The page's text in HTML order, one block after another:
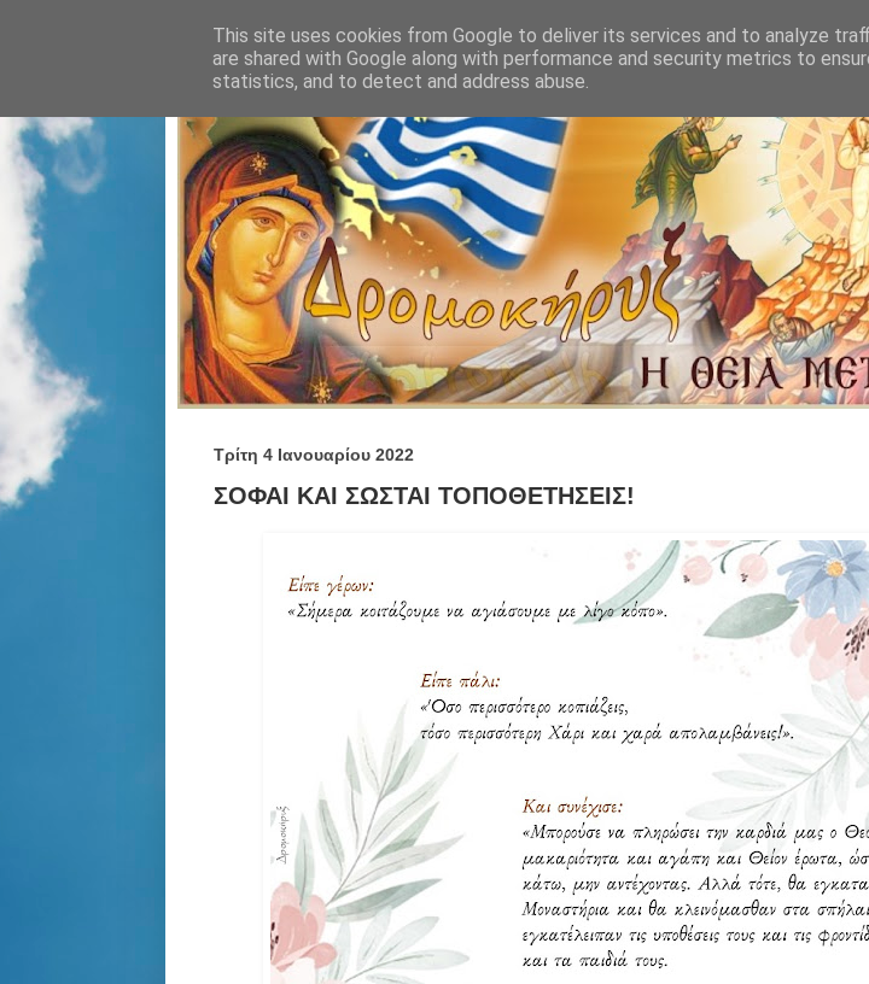
Τρίτη 4 Ιανουαρίου 2022
ΣΟΦΑΙ ΚΑΙ ΣΩΣΤΑΙ ΤΟΠΟΘΕΤΗΣΕΙΣ!
This site uses cookies from Google to deliver its services and to analyze
are shared with Google along with performance and security metrics to
statistics, and to detect and address abuse.